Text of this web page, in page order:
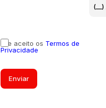
Li e aceito os Termos de
Privacidade